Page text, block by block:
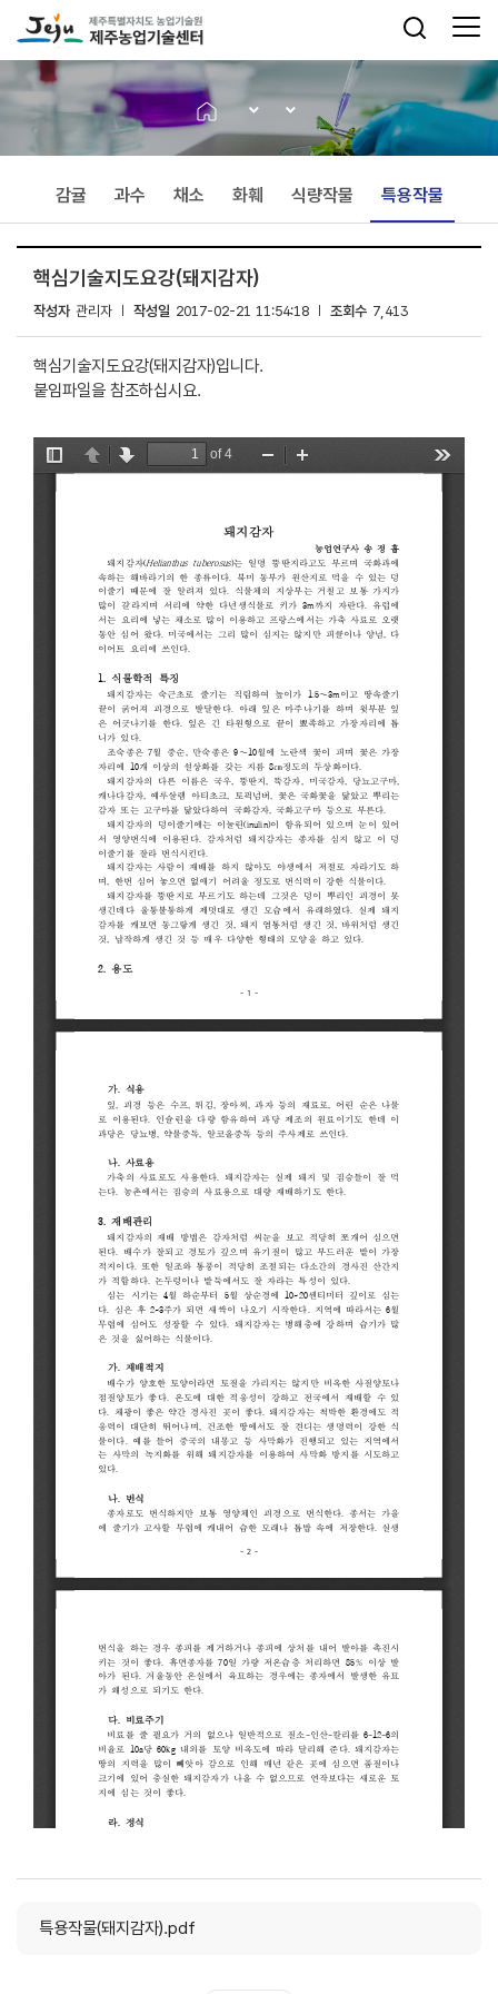
감귤 과수 채소 화훼 식량작물 특용작물
핵심기술지도요강(돼지감자)
작성자 관리자 작성일 2017-02-21 11:54:18 조회수 7,413
핵심기술지도요강(돼지감자)입니다.
붙임파일을 참조하십시요.
특용작물(돼지감자).pdf